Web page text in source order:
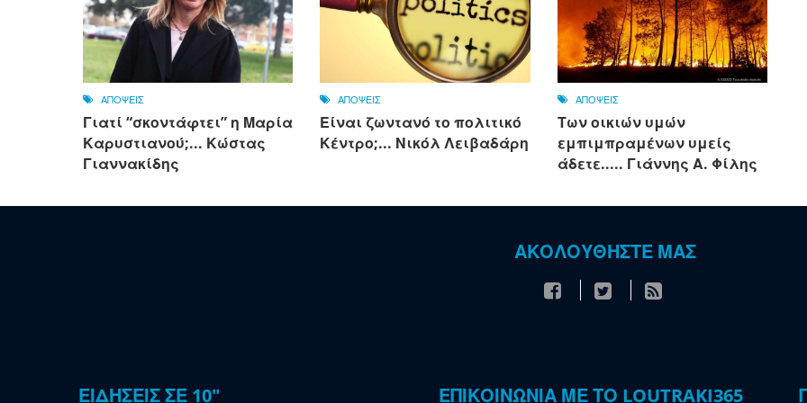
ΑΠΟΨΕΙΣ
Γιατί “σκοντάφτει” η Μαρία
Καρυστιανού;... Κώστας
Γιαννακίδης
ΑΠΟΨΕΙΣ
Είναι ζωντανό το πολιτικό
Κέντρο;... Νικόλ Λειβαδάρη
ΑΠΟΨΕΙΣ
Των οικιών υμών
εμπιμπραμένων υμείς
άδετε..... Γιάννης Α. Φίλης
ΑΚΟΛΟΥΘΗΣΤΕ ΜΑΣ
ΕΙΔΗΣΕΙΣ ΣΕ 10" ΕΠΙΚΟΙΝΩΝΙΑ ΜΕ ΤΟ LOUTRAKI365